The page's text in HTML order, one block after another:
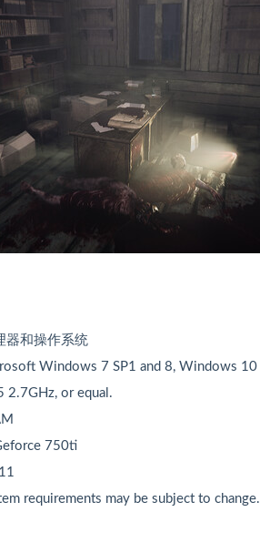
器和操作系统
Windows 7 SP1 and 8, Windows 10
2.7GHz, or equal.
750ti
requirements may be subject to change.